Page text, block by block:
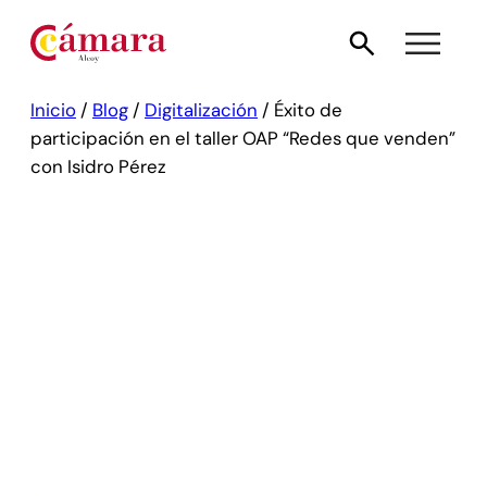
Inicio / Blog / Digitalización / Éxito de
participación en el taller OAP “Redes que venden”
con Isidro Pérez